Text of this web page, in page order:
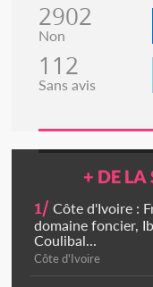
2902
Non
112
Sans avis
+ DE LA
1/ Côte d'Ivoire :
domaine foncier,
Coulibal...
Côte d'Ivoire